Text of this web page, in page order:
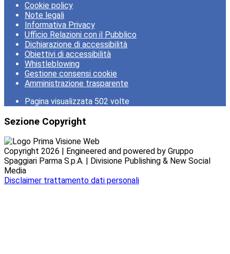
Cookie policy
Note legali
Informativa Privacy
Ufficio Relazioni con il Pubblico
Dichiarazione di accessibilità
Obiettivi di accessibilità
Whistleblowing
Gestione consensi cookie
Amministrazione trasparente
Pagina visualizzata 502 volte
Sezione Copyright
Copyright 2026 | Engineered and powered by Gruppo
Spaggiari Parma S.p.A. | Divisione Publishing & New Social
Media
Disclaimer trattamento dati personali